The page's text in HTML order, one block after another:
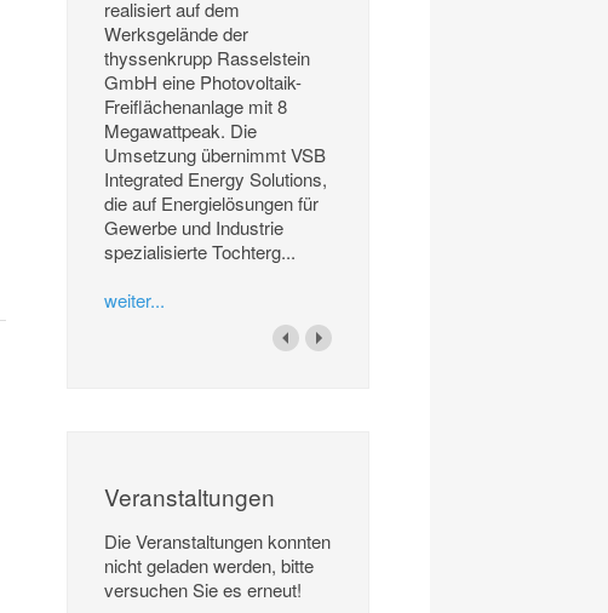
realisiert auf dem
Werksgelände der
thyssenkrupp Rasselstein
GmbH eine Photovoltaik-
Freiflächenanlage mit 8
Megawattpeak. Die
Umsetzung übernimmt VSB
Integrated Energy Solutions,
die auf Energielösungen für
Gewerbe und Industrie
spezialisierte Tochterg...
weiter...
Veranstaltungen
Die Veranstaltungen konnten
nicht geladen werden, bitte
versuchen Sie es erneut!